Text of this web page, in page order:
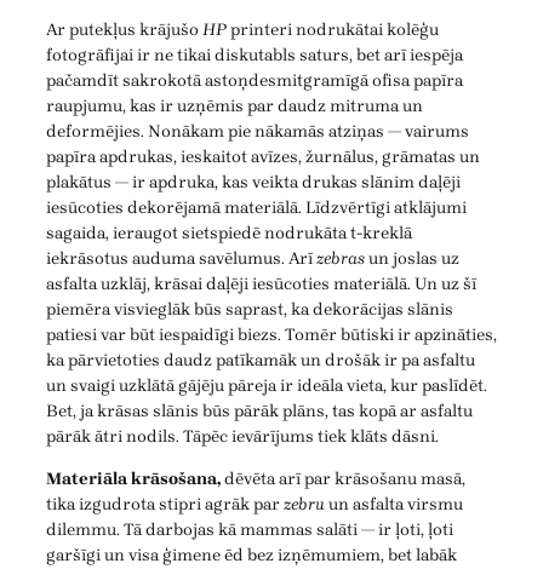
Ar putekļus krājušoHPprinteri nodrukātai kolēģu
fotogrāfijai ir ne tikai diskutabls saturs, bet arī iespēja
pačamdīt sakrokotā astoņdesmitgramīgā ofisa papīra
raupjumu, kas ir uzņēmis par daudz mitruma un
deformējies. Nonākam pie nākamās atziņas — vairums
papīra apdrukas, ieskaitot avīzes, žurnālus, grāmatas un
plakātus — ir apdruka, kas veikta drukas slānim daļēji
iesūcoties dekorējamā materiālā. Līdzvērtīgi atklājumi
sagaida, ieraugot sietspiedē nodrukāta t-kreklā
iekrāsotus auduma savēlumus. Arīzebrasun joslas uz
asfalta uzklāj, krāsai daļēji iesūcoties materiālā. Un uz šī
piemēra visvieglāk būs saprast, ka dekorācijas slānis
patiesi var būt iespaidīgi biezs. Tomēr būtiski ir apzināties,
ka pārvietoties daudz patīkamāk un drošāk ir pa asfaltu
un svaigi uzklātā gājēju pāreja ir ideāla vieta, kur paslīdēt.
Bet, ja krāsas slānis būs pārāk plāns, tas kopā ar asfaltu
pārāk ātri nodils. Tāpēc ievārījums tiek klāts dāsni.
Materiāla krāsošana,dēvēta arī par krāsošanu masā,
tika izgudrota stipri agrāk parzebruun asfalta virsmu
dilemmu. Tā darbojas kā mammas salāti — ir ļoti, ļoti
garšīgi un visa ģimene ēd bez izņēmumiem, bet labāk